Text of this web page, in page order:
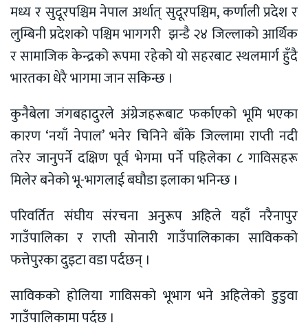
मध्य र सुदूरपश्चिम नेपाल अर्थात् सुदूरपश्चिम, कर्णाली प्रदेश र
लुम्बिनी प्रदेशको पश्चिम भागगरी झन्डै २४ जिल्लाको आर्थिक
र सामाजिक केन्द्रको रूपमा रहेको यो सहरबाट स्थलमार्ग हुँदै
भारतका धेरै भागमा जान सकिन्छ ।
कुनैबेला जंगबहादुरले अंग्रेजहरूबाट फर्काएको भूमि भएका
कारण ‘नयाँ नेपाल’ भनेर चिनिने बाँके जिल्लामा राप्ती नदी
तरेर जानुपर्ने दक्षिण पूर्व भेगमा पर्ने पहिलेका ८ गाविसहरू
मिलेर बनेको भू-भागलाई बघौडा इलाका भनिन्छ ।
परिवर्तित संघीय संरचना अनुरूप अहिले यहाँ नरैनापुर
गाउँपालिका र राप्ती सोनारी गाउँपालिकाका साविकको
फत्तेपुरका दुइटा वडा पर्दछन् ।
साविकको होलिया गाविसको भूभाग भने अहिलेको डुडुवा
गाउँपालिकामा पर्दछ ।